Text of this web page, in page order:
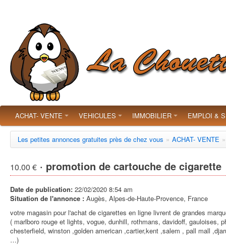
ACHAT- VENTE VEHICULES IMMOBILIER EMPLOI &
Les petites annonces gratuites près de chez vous » ACHAT- VENTE »
10.00 € · promotion de cartouche de cigarette
Date de publication: 22/02/2020 8:54 am
Situation de l'annonce : Augès, Alpes-de-Haute-Provence, France
votre magasin pour l'achat de cigarettes en ligne livrent de grandes
( marlboro rouge et lights, vogue, dunhill, rothmans, davidoff,
chesterfield, winston ,golden american ,cartier,kent ,salem , pall mall
…)